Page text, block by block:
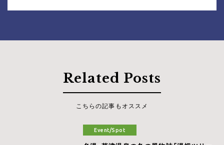
Related Posts
こちらの記事もオススメ
Event/Spot